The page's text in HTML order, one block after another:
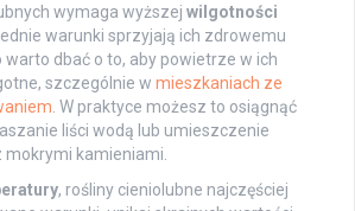
wymaga wyższej wilgotności
warunki sprzyjają ich zdrowemu
dbać o to, aby powietrze w ich
szczególnie w mieszkaniach ze
. W praktyce możesz to osiągnąć
liści wodą lub umieszczenie
mokrymi kamieniami.
, rośliny cieniolubne najczęściej